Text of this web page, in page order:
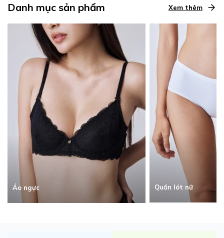
Danh mục sản phẩm Xem thêm
Áo ngực Quần lót nữ